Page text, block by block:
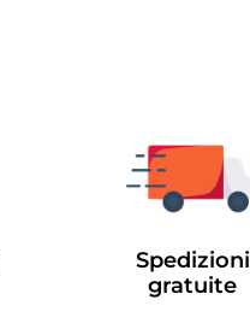
Spedizioni
gratuite